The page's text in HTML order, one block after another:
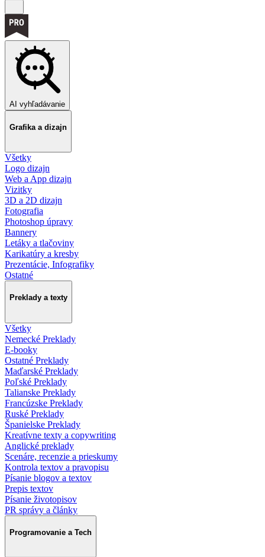
AI vyhľadávanie
Grafika a dizajn
Všetky
Logo dizajn
Web a App dizajn
Vizitky
3D a 2D dizajn
Fotografia
Photoshop úpravy
Bannery
Letáky a tlačoviny
Karikatúry a kresby
Prezentácie, Infografiky
Ostatné
Preklady a texty
Všetky
Nemecké Preklady
E-booky
Ostatné Preklady
Maďarské Preklady
Poľské Preklady
Talianske Preklady
Francúzske Preklady
Ruské Preklady
Španielske Preklady
Kreatívne texty a copywriting
Anglické preklady
Scenáre, recenzie a prieskumy
Kontrola textov a pravopisu
Písanie blogov a textov
Prepis textov
Písanie životopisov
PR správy a články
Programovanie a Tech